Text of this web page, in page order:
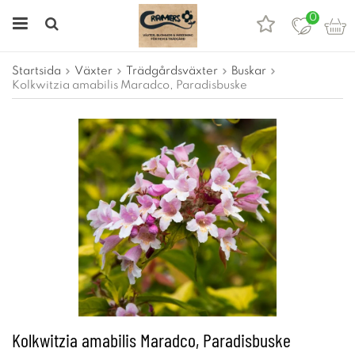
0
Startsida Växter Trädgårdsväxter
Buskar
Kolkwitzia amabilis Maradco, Paradisbuske
Kolkwitzia amabilis Maradco, Paradisbuske